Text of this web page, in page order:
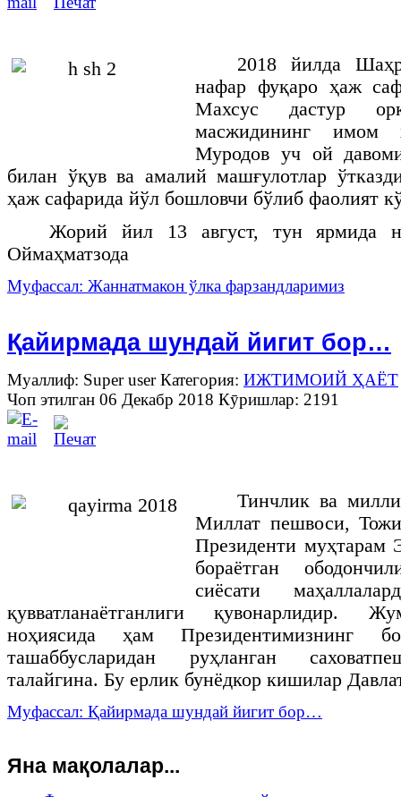
2018 йилда
нафар фуқаро ҳаж
Махсус дастур
масжидининг имом
Муродов уч ой
билан ўқув ва амалий машғулотлар
ҳаж сафарида йўл бошловчи бўлиб фаолият
Жорий йил 13 август, тун ярмида
Оймаҳматзода
Муфассал: Жаннатмакон ўлка фарзандларимиз
Қайирмада шундай йигит бор…
Муаллиф: Super userКатегория: ИЖТИМОИЙ ҲАЁТ
Чоп этилган 06 Декабр 2018 Кӯришлар: 2191
Тинчлик ва
Миллат пешвоси,
Президенти муҳтарам
бораётган
сиёсати
қувватланаётганлиги қувонарлидир.
ноҳиясида ҳам Президентимизнинг
ташаббусларидан руҳланган
талайгина. Бу ерлик бунёдкор кишилар
Муфассал: Қайирмада шундай йигит бор…
Яна мақолалар...